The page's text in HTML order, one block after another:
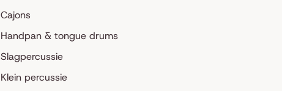
Cajons
Handpan & tongue drums
Slagpercussie
Klein percussie